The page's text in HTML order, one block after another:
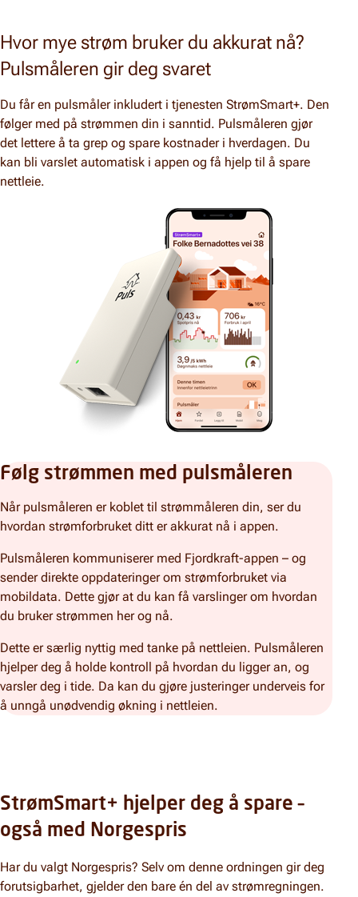
Hvor mye strøm bruker du akkurat nå?
Pulsmåleren gir deg svaret
Du får en pulsmåler inkludert i tjenesten StrømSmart+. Den
følger med på strømmen din i sanntid. Pulsmåleren gjør
det lettere å ta grep og spare kostnader i hverdagen. Du
kan bli varslet automatisk i appen og få hjelp til å spare
nettleie.
Følg strømmen med pulsmåleren
Når pulsmåleren er koblet til strømmåleren din, ser du
hvordan strømforbruket ditt er akkurat nå i appen.
Pulsmåleren kommuniserer med Fjordkraft-appen – og
sender direkte oppdateringer om strømforbruket via
mobildata. Dette gjør at du kan få varslinger om hvordan
du bruker strømmen her og nå.
Dette er særlig nyttig med tanke på nettleien. Pulsmåleren
hjelper deg å holde kontroll på hvordan du ligger an, og
varsler deg i tide. Da kan du gjøre justeringer underveis for
å unngå unødvendig økning i nettleien.
StrømSmart+ hjelper deg å spare –
også med Norgespris
Har du valgt Norgespris? Selv om denne ordningen gir deg
forutsigbarhet, gjelder den bare én del av strømregningen.